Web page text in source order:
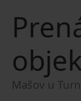
Mašov u